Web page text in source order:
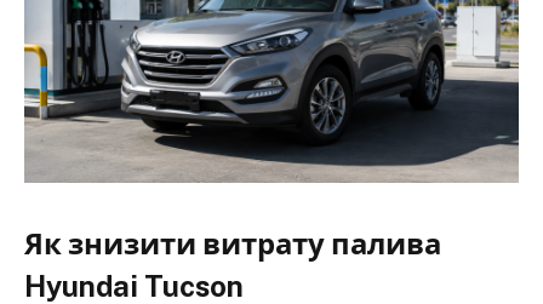
Як знизити витрату палива
Hyundai Tucson